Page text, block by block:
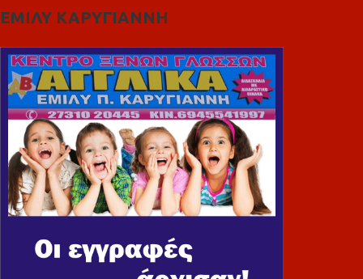
ΕΜΙΛΥ ΚΑΡΥΓΙΑΝΝΗ